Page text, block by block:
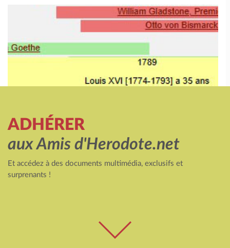
ADHÉRER
aux Amis d'Herodote.net
Et accédez à des documents multimédia, exclusifs et
surprenants !